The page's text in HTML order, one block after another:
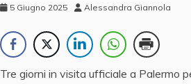
5 Giugno 2025 Alessandra Giannola
Tre giorni in visita ufficiale a Palermo